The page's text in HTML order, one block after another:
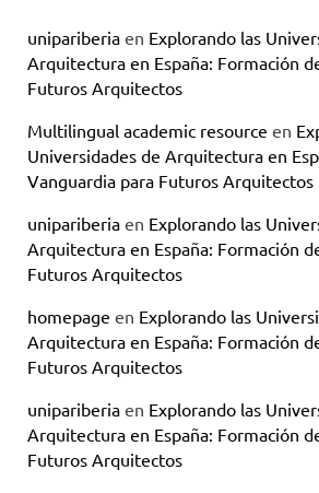
unipariberia en Explorando las
Arquitectura en España: Formación
Futuros Arquitectos
Multilingual academic resource en
Universidades de Arquitectura en
Vanguardia para Futuros Arquitectos
unipariberia en Explorando las
Arquitectura en España: Formación
Futuros Arquitectos
homepage en Explorando las
Arquitectura en España: Formación
Futuros Arquitectos
unipariberia en Explorando las
Arquitectura en España: Formación
Futuros Arquitectos